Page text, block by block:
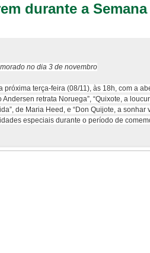
durante a Semana
no dia 3 de novembro
terça-feira (08/11), às 18h, com a
retrata Noruega”, “Quixote, a
de Maria Heed, e “Don Quijote, a sonhar
especiais durante o período de